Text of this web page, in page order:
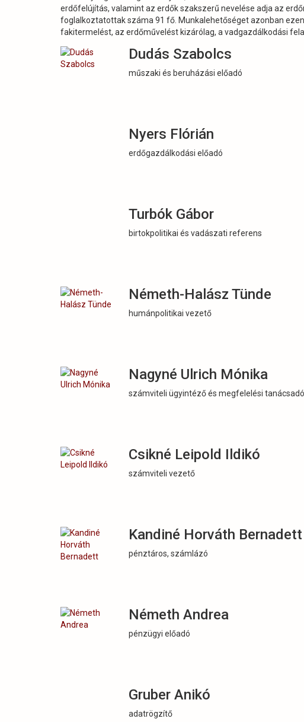
erdőfelújítás, valamint az erdők szakszerű nevelése adja az
foglalkoztatottak száma 91 fő. Munkalehetőséget azonban
fakitermelést, az erdőművelést kizárólag, a vadgazdálkodási
Dudás Szabolcs
műszaki és beruházási előadó
Nyers Flórián
erdőgazdálkodási előadó
Turbók Gábor
birtokpolitikai és vadászati referens
Németh-Halász Tünde
humánpolitikai vezető
Nagyné Ulrich Mónika
számviteli ügyintéző és megfelelési tanácsadó
Csikné Leipold Ildikó
számviteli vezető
Kandiné Horváth Bernadett
pénztáros, számlázó
Németh Andrea
pénzügyi előadó
Gruber Anikó
adatrögzítő